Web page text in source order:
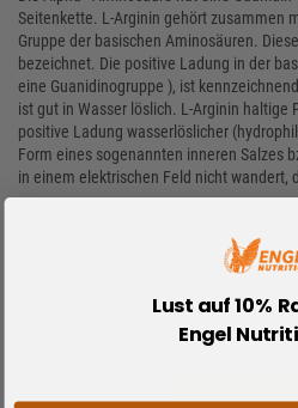
Seitenkette. L-Arginin gehört zusammen
Gruppe der basischen Aminosäuren.
bezeichnet. Die positive Ladung in der
eine Guanidinogruppe ), ist
ist gut in Wasser löslich. L-Arginin haltige
positive Ladung wasserlöslicher
Form eines sogenannten inneren Salzes
in einem elektrischen Feld nicht wandert,
JETZT
Lust auf 10%
Engel